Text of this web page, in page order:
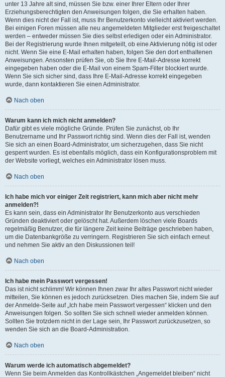
unter 13 Jahre alt sind, müssen Sie bzw. einer Ihrer Eltern oder Ihrer
Erziehungsberechtigten den Anweisungen folgen, die Sie erhalten haben.
Wenn dies nicht der Fall ist, muss Ihr Benutzerkonto vielleicht aktiviert werden.
Bei einigen Foren müssen alle neu angemeldeten Mitglieder erst freigeschaltet
werden – entweder müssen Sie dies selbst erledigen oder ein Administrator.
Bei der Registrierung wurde Ihnen mitgeteilt, ob eine Aktivierung nötig ist oder
nicht. Wenn Sie eine E-Mail erhalten haben, folgen Sie den dort enthaltenen
Anweisungen. Ansonsten prüfen Sie, ob Sie Ihre E-Mail-Adresse korrekt
eingegeben haben oder die E-Mail von einem Spam-Filter blockiert wurde.
Wenn Sie sich sicher sind, dass Ihre E-Mail-Adresse korrekt eingegeben
wurde, dann kontaktieren Sie einen Administrator.
Nach oben
Warum kann ich mich nicht anmelden?
Dafür gibt es viele mögliche Gründe. Prüfen Sie zunächst, ob Ihr
Benutzername und Ihr Passwort richtig sind. Wenn dies der Fall ist, wenden
Sie sich an einen Board-Administrator, um sicherzugehen, dass Sie nicht
gesperrt wurden. Es ist ebenfalls möglich, dass ein Konfigurationsproblem mit
der Website vorliegt, welches ein Administrator lösen muss.
Nach oben
Ich habe mich vor einiger Zeit registriert, kann mich aber nicht mehr
anmelden?!
Es kann sein, dass ein Administrator Ihr Benutzerkonto aus verschieden
Gründen deaktiviert oder gelöscht hat. Außerdem löschen viele Boards
regelmäßig Benutzer, die für längere Zeit keine Beiträge geschrieben haben,
um die Datenbankgröße zu verringern. Registrieren Sie sich einfach erneut
und nehmen Sie aktiv an den Diskussionen teil!
Nach oben
Ich habe mein Passwort vergessen!
Das ist nicht schlimm! Wir können Ihnen zwar Ihr altes Passwort nicht wieder
mitteilen, Sie können es jedoch zurücksetzen. Dies machen Sie, indem Sie auf
der Anmelde-Seite auf „Ich habe mein Passwort vergessen“ klicken und den
Anweisungen folgen. So sollten Sie sich schnell wieder anmelden können.
Sollten Sie trotzdem nicht in der Lage sein, Ihr Passwort zurückzusetzen, so
wenden Sie sich an die Board-Administration.
Nach oben
Warum werde ich automatisch abgemeldet?
Wenn Sie beim Anmelden das Kontrollkästchen „Angemeldet bleiben“ nicht